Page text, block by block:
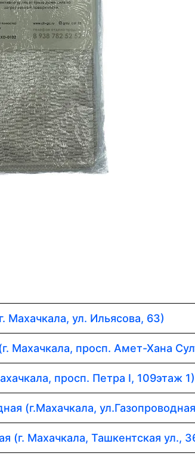
Махачкала, ул. Ильясова, 63)
Махачкала, просп. Амет-Хана
просп. Петра I, 109этаж 1)
(г.Махачкала,
(г. Махачкала, Ташкентская ул.,